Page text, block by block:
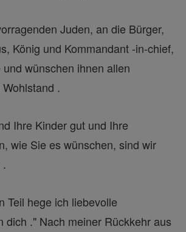
Juden, an die Bürger,
König und Kommandant -in-chief,
wünschen ihnen allen
.
Ihre Kinder gut und Ihre
wie Sie es wünschen, sind wir
Teil hege ich liebevolle
dich ." Nach meiner Rückkehr aus